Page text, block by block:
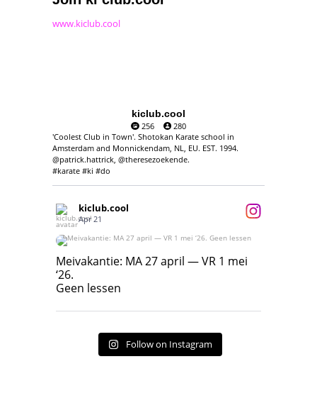
www.kiclub.cool
kiclub.cool
256
280
'Coolest Club in Town'. Shotokan Karate school in
Amsterdam and Monnickendam, NL, EU. EST. 1994.
@patrick.hattrick, @theresezoekende.
#karate #ki #do
kiclub.cool
Apr 21
Meivakantie: MA 27 april — VR 1 mei ‘26.
Geen lessen
Meivakantie: MA 27 april — VR 1 mei
‘26.
Geen lessen
Follow on Instagram